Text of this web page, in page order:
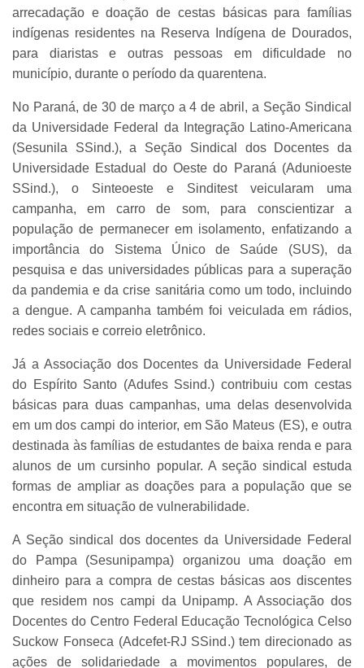
arrecadação e doação de cestas básicas para famílias
indígenas residentes na Reserva Indígena de Dourados,
para diaristas e outras pessoas em dificuldade no
município, durante o período da quarentena.
No Paraná, de 30 de março a 4 de abril, a Seção Sindical
da Universidade Federal da Integração Latino-Americana
(Sesunila SSind.), a Seção Sindical dos Docentes da
Universidade Estadual do Oeste do Paraná (Adunioeste
SSind.), o Sinteoeste e Sinditest veicularam uma
campanha, em carro de som, para conscientizar a
população de permanecer em isolamento, enfatizando a
importância do Sistema Único de Saúde (SUS), da
pesquisa e das universidades públicas para a superação
da pandemia e da crise sanitária como um todo, incluindo
a dengue. A campanha também foi veiculada em rádios,
redes sociais e correio eletrônico.
Já a Associação dos Docentes da Universidade Federal
do Espírito Santo (Adufes Ssind.) contribuiu com cestas
básicas para duas campanhas, uma delas desenvolvida
em um dos campi do interior, em São Mateus (ES), e outra
destinada às famílias de estudantes de baixa renda e para
alunos de um cursinho popular. A seção sindical estuda
formas de ampliar as doações para a população que se
encontra em situação de vulnerabilidade.
A Seção sindical dos docentes da Universidade Federal
do Pampa (Sesunipampa) organizou uma doação em
dinheiro para a compra de cestas básicas aos discentes
que residem nos campi da Unipamp. A Associação dos
Docentes do Centro Federal Educação Tecnológica Celso
Suckow Fonseca (Adcefet-RJ SSind.) tem direcionado as
ações de solidariedade a movimentos populares, de